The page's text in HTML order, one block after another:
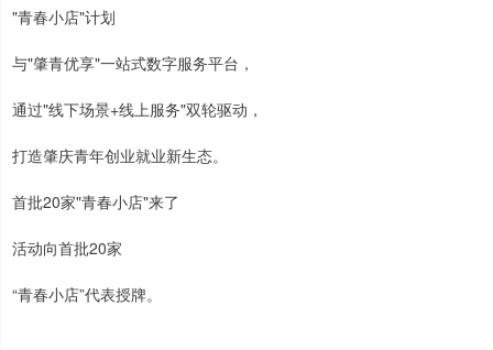
"青春小店"计划
与"肇青优享"一站式数字服务平台，
通过"线下场景+线上服务"双轮驱动，
打造肇庆青年创业就业新生态。
首批20家"青春小店"来了
活动向首批20家
“青春小店”代表授牌。